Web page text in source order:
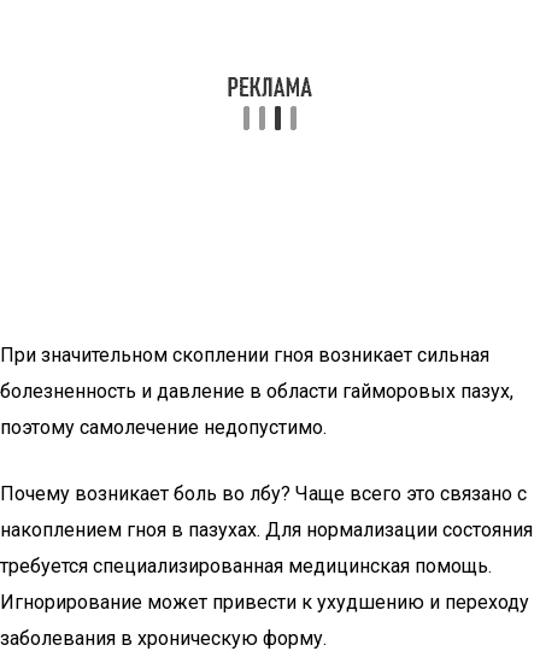
При значительном скоплении гноя возникает сильная
болезненность и давление в области гайморовых пазух,
поэтому самолечение недопустимо.
Почему возникает боль во лбу? Чаще всего это связано с
накоплением гноя в пазухах. Для нормализации состояния
требуется специализированная медицинская помощь.
Игнорирование может привести к ухудшению и переходу
заболевания в хроническую форму.